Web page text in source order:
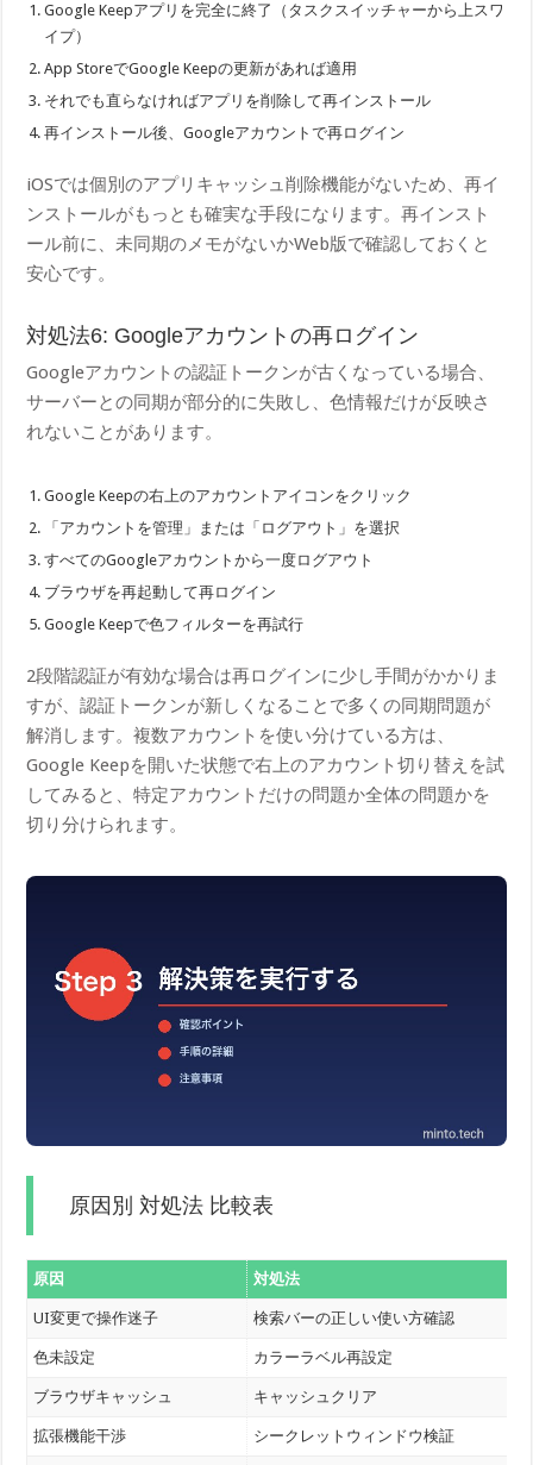
Google Keepアプリを完全に終了（タスクスイッチャーから上スワ
イプ）
App StoreでGoogle Keepの更新があれば適用
それでも直らなければアプリを削除して再インストール
再インストール後、Googleアカウントで再ログイン
iOSでは個別のアプリキャッシュ削除機能がないため、再イ
ンストールがもっとも確実な手段になります。再インスト
ール前に、未同期のメモがないかWeb版で確認しておくと
安心です。
対処法6: Googleアカウントの再ログイン
Googleアカウントの認証トークンが古くなっている場合、
サーバーとの同期が部分的に失敗し、色情報だけが反映さ
れないことがあります。
Google Keepの右上のアカウントアイコンをクリック
「アカウントを管理」または「ログアウト」を選択
すべてのGoogleアカウントから一度ログアウト
ブラウザを再起動して再ログイン
Google Keepで色フィルターを再試行
2段階認証が有効な場合は再ログインに少し手間がかかりま
すが、認証トークンが新しくなることで多くの同期問題が
解消します。複数アカウントを使い分けている方は、
Google Keepを開いた状態で右上のアカウント切り替えを試
してみると、特定アカウントだけの問題か全体の問題かを
切り分けられます。
原因別 対処法 比較表
原因 対処法
UI変更で操作迷子 検索バーの正しい使い方確認
色未設定 カラーラベル再設定
ブラウザキャッシュ キャッシュクリア
拡張機能干渉 シークレットウィンドウ検証